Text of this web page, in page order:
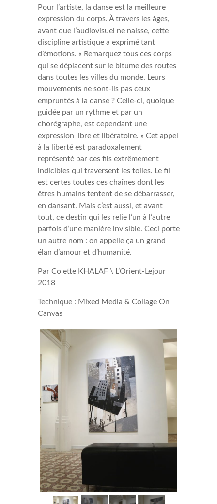
Pour l’artiste, la danse est la meilleure
expression du corps. À travers les âges,
avant que l’audiovisuel ne naisse, cette
discipline artistique a exprimé tant
d’émotions. « Remarquez tous ces corps
qui se déplacent sur le bitume des routes
dans toutes les villes du monde. Leurs
mouvements ne sont-ils pas ceux
empruntés à la danse ? Celle-ci, quoique
guidée par un rythme et par un
chorégraphe, est cependant une
expression libre et libératoire. » Cet appel
à la liberté est paradoxalement
représenté par ces fils extrêmement
indicibles qui traversent les toiles. Le fil
est certes toutes ces chaînes dont les
êtres humains tentent de se débarrasser,
en dansant. Mais c’est aussi, et avant
tout, ce destin qui les relie l’un à l’autre
parfois d’une manière invisible. Ceci porte
un autre nom : on appelle ça un grand
élan d’amour et d’humanité.
Par Colette KHALAF \ L’Orient-Lejour
2018
Technique : Mixed Media & Collage On
Canvas